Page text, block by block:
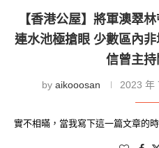
【香港公屋】將軍澳翠
連水池極搶眼 少數區內
信曾主
by aikooosan 2023 年
實不相暪，當我寫下這一篇文章的